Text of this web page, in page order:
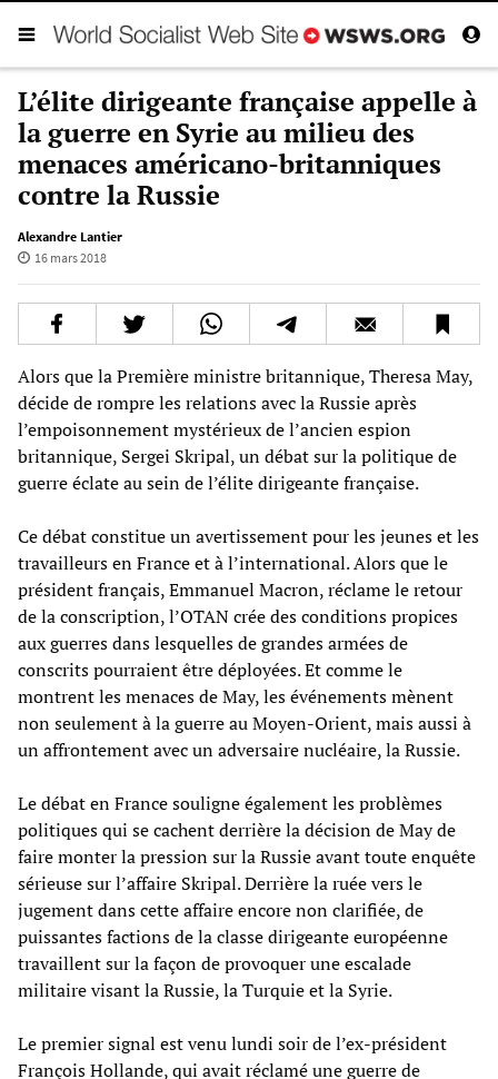
L’élite dirigeante française appelle à
la guerre en Syrie au milieu des
menaces américano-britanniques
contre la Russie
Alexandre Lantier
16 mars 2018
Alors que la Première ministre britannique, Theresa May,
décide de rompre les relations avec la Russie après
l’empoisonnement mystérieux de l’ancien espion
britannique, Sergei Skripal, un débat sur la politique de
guerre éclate au sein de l’élite dirigeante française.
Ce débat constitue un avertissement pour les jeunes et les
travailleurs en France et à l’international. Alors que le
président français, Emmanuel Macron, réclame le retour
de la conscription, l’OTAN crée des conditions propices
aux guerres dans lesquelles de grandes armées de
conscrits pourraient être déployées. Et comme le
montrent les menaces de May, les événements mènent
non seulement à la guerre au Moyen-Orient, mais aussi à
un affrontement avec un adversaire nucléaire, la Russie.
Le débat en France souligne également les problèmes
politiques qui se cachent derrière la décision de May de
faire monter la pression sur la Russie avant toute enquête
sérieuse sur l’affaire Skripal. Derrière la ruée vers le
jugement dans cette affaire encore non clarifiée, de
puissantes factions de la classe dirigeante européenne
travaillent sur la façon de provoquer une escalade
militaire visant la Russie, la Turquie et la Syrie.
Le premier signal est venu lundi soir de l’ex-président
François Hollande, qui avait réclamé une guerre de